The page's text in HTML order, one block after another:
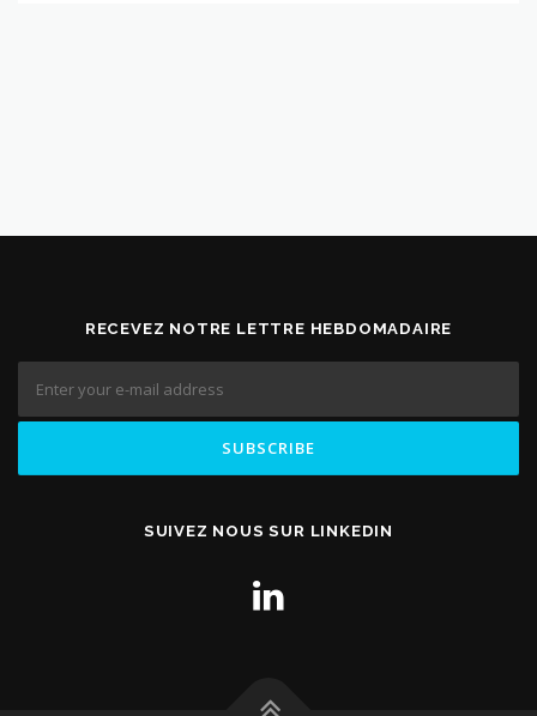
RECEVEZ NOTRE LETTRE HEBDOMADAIRE
SUIVEZ NOUS SUR LINKEDIN